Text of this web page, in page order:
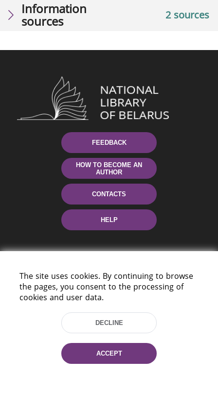
2 sources
Information
sources
FEEDBACK
HOW TO BECOME AN
AUTHOR
CONTACTS
HELP
220114, Niezaležnasci Ave. 116, Minsk,
Tel.: (+375 17) 368 37 37
Fax: (+375 17) 368 97 06
E-mail: inbox@nlb.by
The site uses cookies. By continuing to browse
the pages, you consent to the processing of
cookies and user data.
DECLINE
ACCEPT